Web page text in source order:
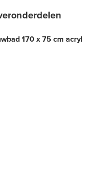
170 x 75 cm acryl